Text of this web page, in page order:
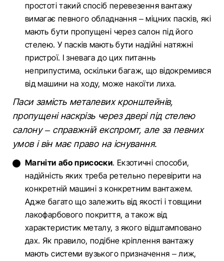
простоті такий спосіб перевезення вантажу
вимагає певного обладнання – міцних пасків, які
мають бути пропущені через салон під його
стелею. У пасків мають бути надійні натяжні
пристрої. І зневага до цих питаннь
неприпустима, оскільки багаж, що відокремився
від машини на ходу, може накоїти лиха.
Паси замість металевих кронштейнів,
пропущені наскрізь через двері під стелею
салону – справжній експромт, але за певних
умов і він має право на існування.
Магніти або присоски. Екзотичні способи,
надійність яких треба ретельно перевірити на
конкретній машині з конкретним вантажем.
Адже багато що залежить від якості і товщини
лакофарбового покриття, а також від
характеристик металу, з якого відштамповано
дах. Як правило, подібне кріплення вантажу
мають системи вузького призначення – лиж,